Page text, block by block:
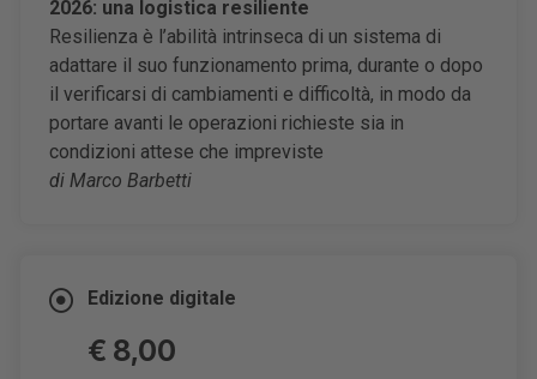
2026: una logistica resiliente
Resilienza è l’abilità intrinseca di un sistema di
adattare il suo funzionamento prima, durante o dopo
il verificarsi di cambiamenti e difficoltà, in modo da
portare avanti le operazioni richieste sia in
condizioni attese che impreviste
di Marco Barbetti
Edizione digitale
€ 8,00